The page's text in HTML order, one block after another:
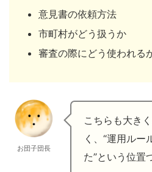
意見書の依頼方法
市町村がどう扱うか
審査の際にどう使われる
お団子団長
こちらも大き
く、“運用ルー
た”という位置